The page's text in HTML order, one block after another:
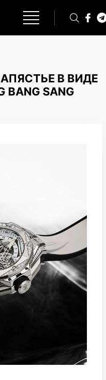
В ВИДЕ
BANG SANG